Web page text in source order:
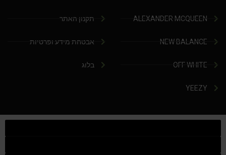
ALEXANDER MCQUEEN
NEW BALANCE
OFF WHITE
YEEZY
תקנון האתר
אבטחת מידע ופרטיות
בלוג